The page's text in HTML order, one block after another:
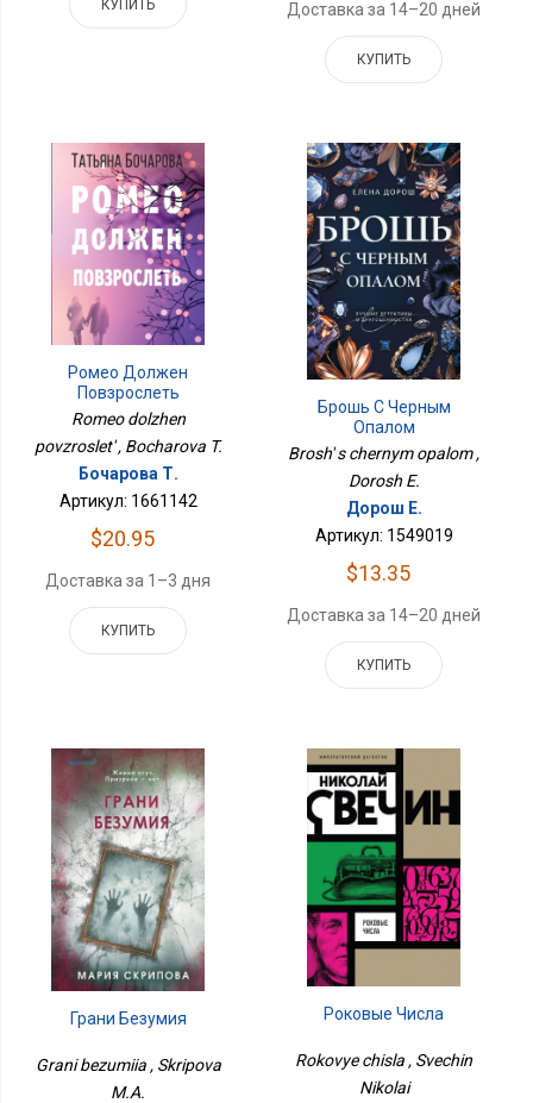
КУПИТЬ Доставка за 14–20 дней
КУПИТЬ
Ромео Должен
Повзрослеть
Romeo dolzhen
povzroslet' , Bocharova T.
Бочарова Т.
Артикул: 1661142
$20.95
Доставка за 1–3 дня
КУПИТЬ
Брошь С Черным
Опалом
Brosh' s chernym opalom ,
Dorosh E.
Дорош Е.
Артикул: 1549019
$13.35
Доставка за 14–20 дней
КУПИТЬ
Грани Безумия
Grani bezumiia , Skripova
M.A.
Роковые Числа
Rokovye chisla , Svechin
Nikolai